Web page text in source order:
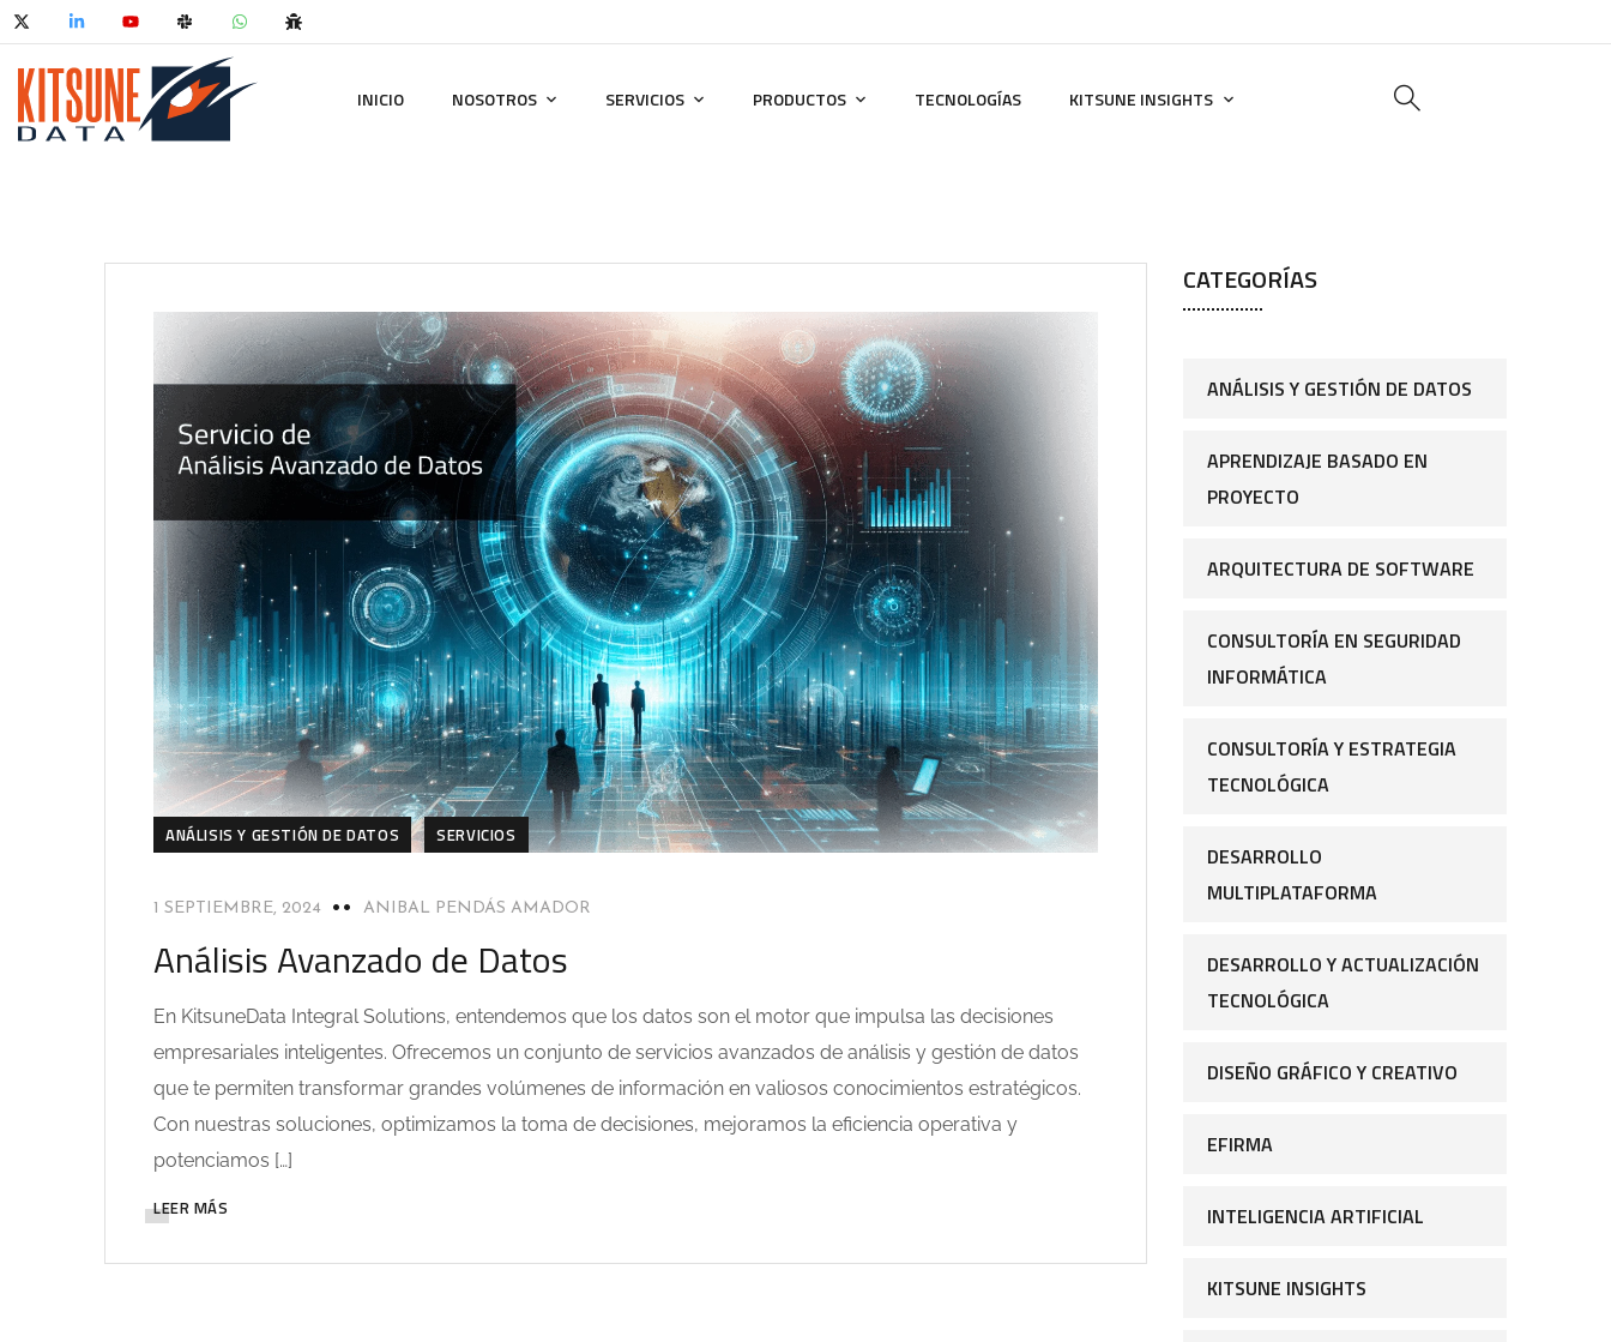
INICIO NOSOTROS SERVICIOS PRODUCTOS TECNOLOGÍAS KITSUNE INSIGHTS
ANÁLISIS Y GESTIÓN DE DATOS SERVICIOS
1 SEPTIEMBRE, 2024 ANIBAL PENDÁS AMADOR
Análisis Avanzado de Datos
En KitsuneData Integral Solutions, entendemos que los datos son el motor que impulsa las decisiones
empresariales inteligentes. Ofrecemos un conjunto de servicios avanzados de análisis y gestión de datos
que te permiten transformar grandes volúmenes de información en valiosos conocimientos estratégicos.
Con nuestras soluciones, optimizamos la toma de decisiones, mejoramos la eficiencia operativa y
potenciamos […]
LEER MÁS
CATEGORÍAS
ANÁLISIS Y GESTIÓN DE DATOS
APRENDIZAJE BASADO EN
PROYECTO
ARQUITECTURA DE SOFTWARE
CONSULTORÍA EN SEGURIDAD
INFORMÁTICA
CONSULTORÍA Y ESTRATEGIA
TECNOLÓGICA
DESARROLLO
MULTIPLATAFORMA
DESARROLLO Y ACTUALIZACIÓN
TECNOLÓGICA
DISEÑO GRÁFICO Y CREATIVO
EFIRMA
INTELIGENCIA ARTIFICIAL
KITSUNE INSIGHTS